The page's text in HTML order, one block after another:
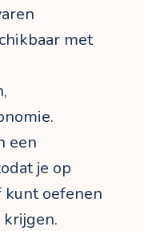
met
een
je op
oefenen